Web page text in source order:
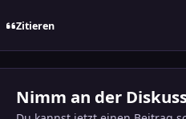
Zitieren
Nimm an der